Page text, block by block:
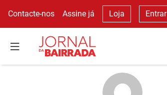
Contacte-nos Assine já Loja Entrar